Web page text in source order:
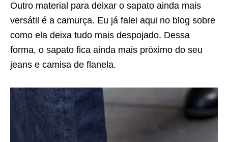
Outro material para deixar o sapato ainda mais
versátil é a camurça. Eu já falei aqui no blog sobre
como ela deixa tudo mais despojado. Dessa
forma, o sapato fica ainda mais próximo do seu
jeans e camisa de flanela.